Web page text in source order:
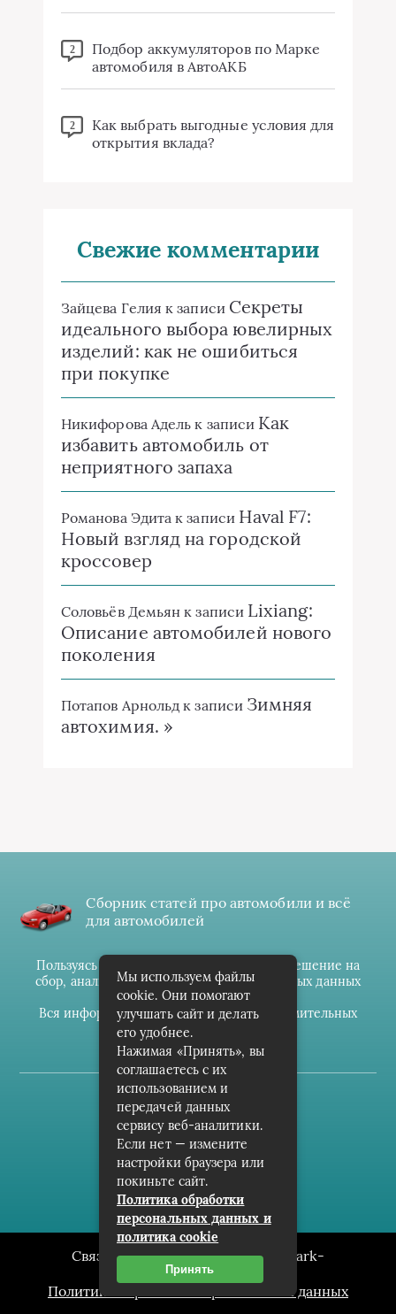
2
Подбор аккумуляторов по Марке
автомобиля в АвтоАКБ
2
Как выбрать выгодные условия для
открытия вклада?
Свежие комментарии
Зайцева Гелия к записи Секреты
идеального выбора ювелирных
изделий: как не ошибиться
при покупке
Никифорова Адель к записи Как
избавить автомобиль от
неприятного запаха
Романова Эдита к записи Haval F7:
Новый взгляд на городской
кроссовер
Соловьёв Демьян к записи Lixiang:
Описание автомобилей нового
поколения
Потапов Арнольд к записи Зимняя
автохимия. »
Сборник статей про автомобили и всё
для автомобилей
Пользуясь данным ресурсом вы даёте разрешение на
сбор, анализ и хранение своих персональных данных
согласноПравилам
Вся информация предоставлена в ознакомительных
целях.
(c) cpark-avto.ru
Карта сайта
О проекте
Архив
Связаться с редакцией сайта: cpark-
avto.ru@mailwebsite.ru
Политика обработки персональных данных
Мы используем файлы
cookie. Они помогают
улучшать сайт и делать
его удобнее.
Нажимая «Принять», вы
соглашаетесь с их
использованием и
передачей данных
сервису веб-аналитики.
Если нет — измените
настройки браузера или
покиньте сайт.
Политика обработки
персональных данных и
политика cookie
Принять